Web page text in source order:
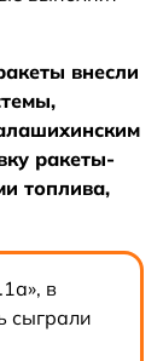
внесли
ракеты-
топлива,
в
сыграли